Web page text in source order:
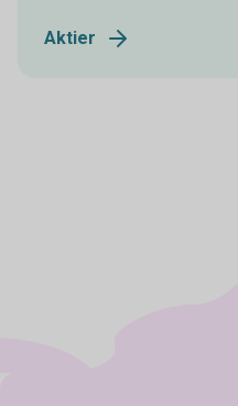
Aktier